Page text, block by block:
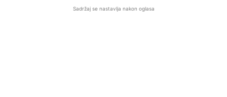
Sadržaj se nastavlja nakon oglasa